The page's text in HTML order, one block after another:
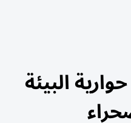
البيئة